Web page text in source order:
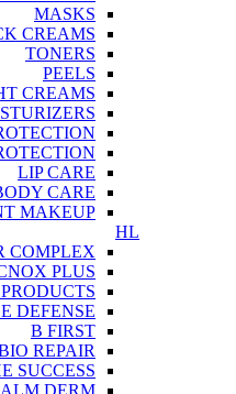
MASKS
CREAMS
TONERS
PEELS
CREAMS
LIP CARE
CARE
MAKEUP
HL
COMPLEX
PLUS
DEFENSE
B FIRST
REPAIR
SUCCESS
DERM